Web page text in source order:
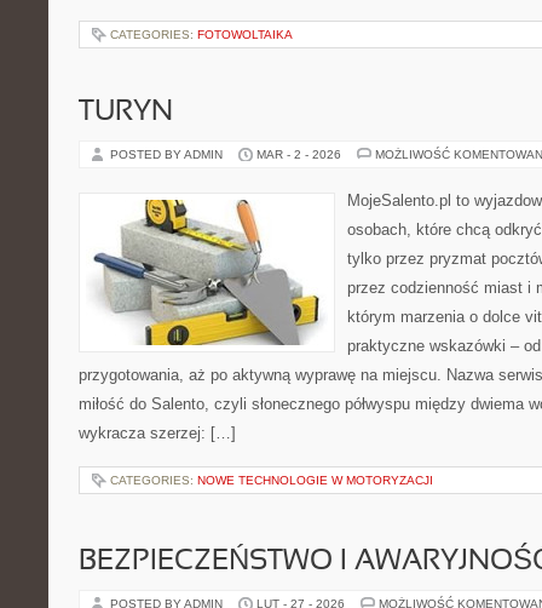
CATEGORIES: FOTOWOLTAIKA
TURYN
POSTED BY ADMIN MAR - 2 - 2026 MOŻLIWOŚĆ
MojeSalento.pl to
osobach, które chcą
tylko przez pryzmat
przez codzienność miast i
którym marzenia o dolce
praktyczne wskazówki –
przygotowania, aż po aktywną wyprawę na miejscu. Nazwa
miłość do Salento, czyli słonecznego półwyspu między dwiema
wykracza szerzej: […]
CATEGORIES: NOWE TECHNOLOGIE W MOTORYZACJI
BEZPIECZEŃSTWO I
POSTED BY ADMIN LUT - 27 - 2026 MOŻLIWOŚĆ